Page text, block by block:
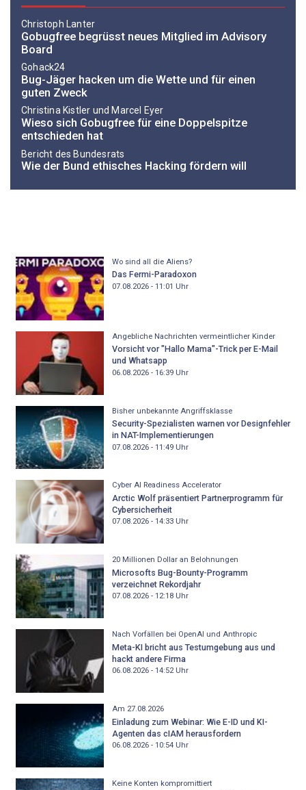
Christoph Lanter
Gobugfree begrüsst neues Mitglied im Advisory
Board
Gohack24
Bug-Jäger hacken um die Wette und für einen
guten Zweck
Christina Kistler und Marcel Eyer
Wieso sich Gobugfree für eine Doppelspitze
entschieden hat
Bericht des Bundesrats
Wie der Bund ethisches Hacking fördern will
Wo sind all die Aliens?
Das Fermi-Paradoxon
07.08.2026 - 11:01 Uhr
Angebliche Nachrichten vermeintlicher Kinder
Vorsicht vor "Hallo Mama"-Trick per E-Mail
und Whatsapp
06.08.2026 - 16:39Uhr
Bisher unbekannte Angriffsklasse
Security-Spezialisten warnen vor Designfehler
in NAT-Implementierungen
07.08.2026 - 11:49Uhr
Cyber AI Readiness Accelerator
Arctic Wolf präsentiert Partnerprogramm für
Cybersicherheit
07.08.2026 - 14:33Uhr
20 Millionen Dollar an Belohnungen
Microsofts Bug-Bounty-Programm
verzeichnet Rekordjahr
07.08.2026 - 12:18Uhr
Nach Vorfällen bei OpenAI und Anthropic
Meta-KI bricht aus Testumgebung aus und
hackt andere Firma
06.08.2026 - 14:52Uhr
Am 27.08.2026
Einladung zum Webinar: Wie E-ID und KI-
Agenten das cIAM herausfordern
06.08.2026 - 10:54Uhr
Keine Konten kompromittiert